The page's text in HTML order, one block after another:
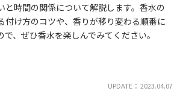
と時間の関係について解説します。香水の
付け方のコツや、香りが移り変わる順番に
、ぜひ香水を楽しんでみてください。
UPDATE： 2023.04.07